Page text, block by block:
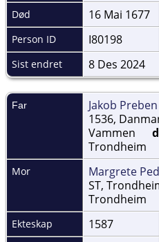
Død 16 Mai 1677
Person ID I80198
Sist endret 8 Des 2024
Far Jakob
1536,
Vammen
Trondheim
Mor Margrete
ST,
Trondheim
Ekteskap 1587